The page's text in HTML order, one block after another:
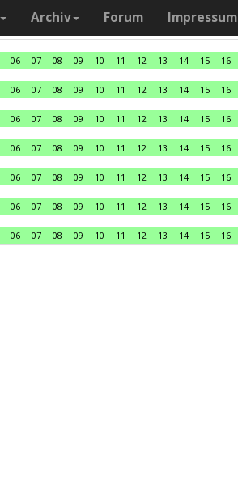
Archiv Forum Impressum
06 07 08 09 10 11 12 13 14 15 16
06 07 08 09 10 11 12 13 14 15 16
06 07 08 09 10 11 12 13 14 15 16
06 07 08 09 10 11 12 13 14 15 16
06 07 08 09 10 11 12 13 14 15 16
06 07 08 09 10 11 12 13 14 15 16
06 07 08 09 10 11 12 13 14 15 16